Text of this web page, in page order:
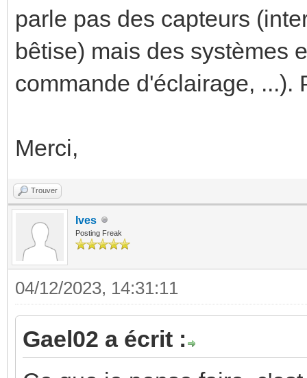
parle pas des capteurs
bêtise) mais des systèmes
commande d'éclairage, ...).
Merci,
Trouver
Ives
Posting Freak
04/12/2023, 14:31:11
Gael02 a écrit :